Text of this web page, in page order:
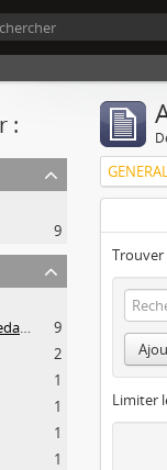
:
9
INPI - Instituto Nacional da Propriedade Industrial
9
2
1
1
1
1
Trouver
Limiter